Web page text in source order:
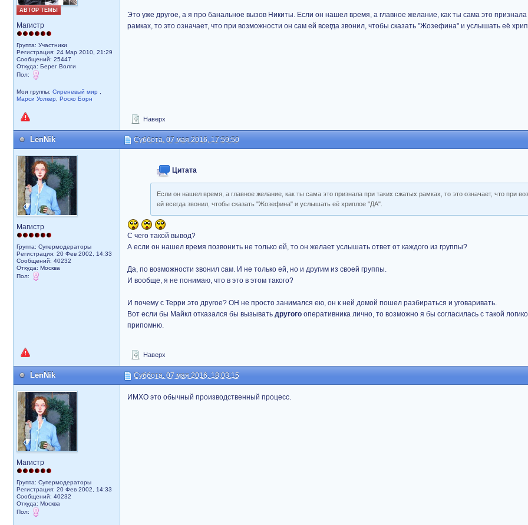
АВТОР ТЕМЫ
Магистр
Группа: Участники
Регистрация: 24 Мар 2010, 21:29
Сообщений: 25447
Откуда: Берег Волги
Пол:
Мои группы: Сиреневый мир
Марси Уолкер
Роско Борн
Это уже другое, а я про банальное вызов Никиты. Если он нашел время, а главное желание, как ты сама это
рамках, то это означает, что при возможности он сам ей всегда звонил, чтобы сказать "Жозефина" и услышать её
Наверх
LenNik Суббота, 07 мая 2016, 17:59:50
Магистр
Группа: Супермодераторы
Регистрация: 20 Фев 2002, 14:33
Сообщений: 40232
Откуда: Москва
Пол:
Цитата
Если он нашел время, а главное желание, как ты сама это признала при таких сжатых рамках, то это означает, что при
ей всегда звонил, чтобы сказать "Жозефина" и услышать её хриплое "ДА".
С чего такой вывод?
А если он нашел время позвонить не только ей, то он желает услышать ответ от каждого из группы?
Да, по возможности звонил сам. И не только ей, но и другим из своей группы.
И вообще, я не понимаю, что в это в этом такого?
И почему с Терри это другое? ОН не просто занимался ею, он к ней домой пошел разбираться и уговаривать.
Вот если бы Майкл отказался бы вызывать другого оперативника лично, то возможно я бы согласилась с такой
припомню.
Наверх
LenNik Суббота, 07 мая 2016, 18:03:15
Магистр
Группа: Супермодераторы
Регистрация: 20 Фев 2002, 14:33
Сообщений: 40232
Откуда: Москва
Пол:
ИМХО это обычный производственный процесс.